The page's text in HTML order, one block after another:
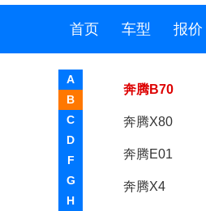
首页 车型 报价
A
B
C
D
F
G
H
奔腾
一汽奔腾
奔腾B70
奔腾X80
奔腾E01
奔腾X4